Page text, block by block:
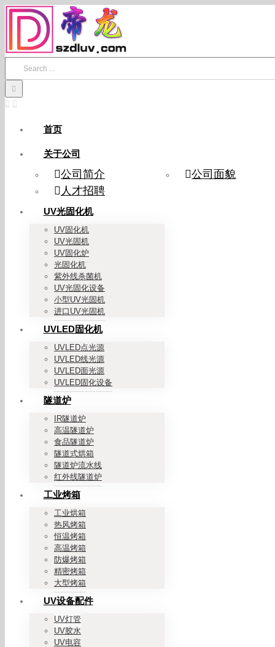
Skip
content
首页
关于公司
公司简介
公司面貌
人才招聘
UV光固化机
UV固化机
UV光固机
UV固化炉
光固化机
紫外线杀菌机
UV光固化设备
小型UV光固机
进口UV光固机
UVLED固化机
UVLED点光源
UVLED线光源
UVLED面光源
UVLED固化设备
隧道炉
IR隧道炉
高温隧道炉
食品隧道炉
隧道式烘箱
隧道炉流水线
红外线隧道炉
工业烤箱
工业烘箱
热风烤箱
恒温烤箱
高温烤箱
防爆烤箱
精密烤箱
大型烤箱
UV设备配件
UV灯管
UV胶水
UV电容